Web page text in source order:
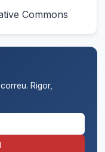
Commons
Rigor,